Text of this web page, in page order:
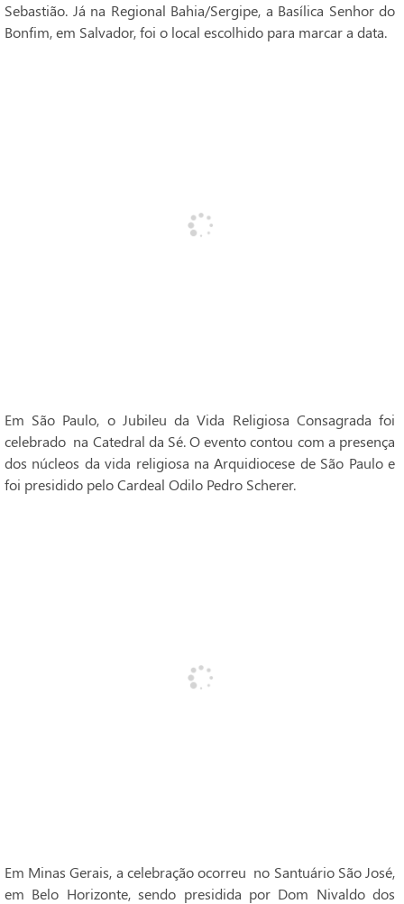
Sebastião. Já na Regional Bahia/Sergipe, a Basílica Senhor do
Bonfim, em Salvador, foi o local escolhido para marcar a data.
Em São Paulo, o Jubileu da Vida Religiosa Consagrada foi
celebrado na Catedral da Sé. O evento contou com a presença
dos núcleos da vida religiosa na Arquidiocese de São Paulo e
foi presidido pelo Cardeal Odilo Pedro Scherer.
Em Minas Gerais, a celebração ocorreu no Santuário São José,
em Belo Horizonte, sendo presidida por Dom Nivaldo dos